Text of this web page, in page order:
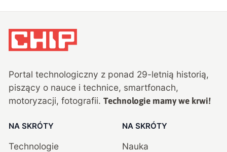
Portal technologiczny z ponad 29-letnią historią,
piszący o nauce i technice, smartfonach,
motoryzacji, fotografii. Technologie mamy we krwi!
NA SKRÓTY
Technologie
NA SKRÓTY
Nauka